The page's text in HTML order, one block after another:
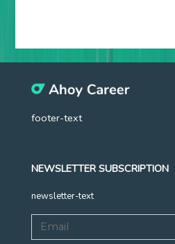
footer-text
NEWSLETTER SUBSCRIPTION
newsletter-text